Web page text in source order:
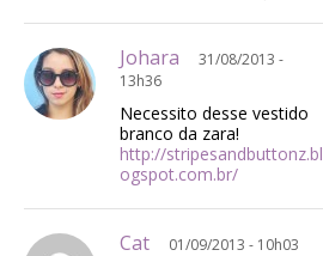
Johara
31/08/2013 -
13h36
Necessito desse vestido
branco da zara!
http://stripesandbuttonz.bl
ogspot.com.br/
Cat 01/09/2013 - 10h03